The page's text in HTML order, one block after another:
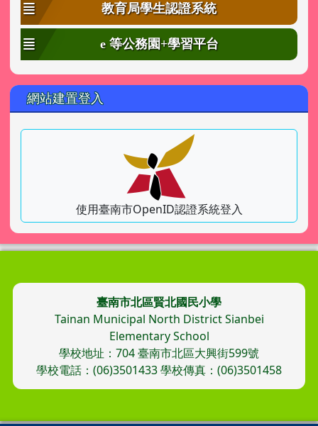
教育局學生認證系統
e 等公務園+學習平台
網站建置登入
使用臺南市OpenID認證系統登入
頁尾區域內容
臺南市北區賢北國民小學
Tainan Municipal North District Sianbei
Elementary School
學校地址：704 臺南市北區大興街599號
學校電話：(06)3501433 學校傳真：(06)3501458